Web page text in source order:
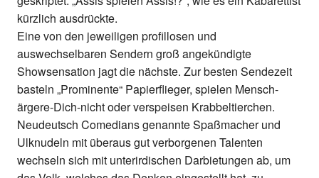
kürzlich ausdrückte.
Eine von den jeweiligen profillosen und
auswechselbaren Sendern groß angekündigte
Showsensation jagt die nächste. Zur besten Sendezeit
basteln „Prominente“ Papierflieger, spielen Mensch-
ärgere-Dich-nicht oder verspeisen Krabbeltierchen.
Neudeutsch Comedians genannte Spaßmacher und
Ulknudeln mit überaus gut verborgenen Talenten
wechseln sich mit unterirdischen Darbietungen ab, um